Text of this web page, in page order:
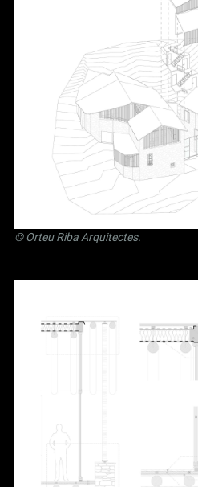
©Orteu Riba Arquitectes.